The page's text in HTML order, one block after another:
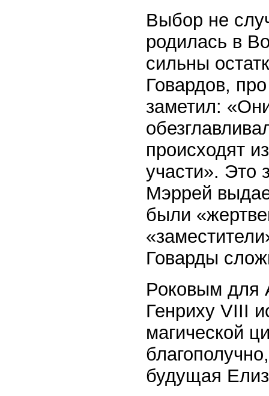
Выбор не
родилась в
сильны
Говардов,
заметил:
происходят
участи». Это
Мэррей
были
Говарды
Роковым для
Генриху VIII
магической
будущая